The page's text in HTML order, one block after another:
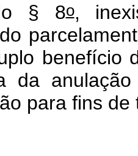
§ 8o,
benefício
da
para fins de